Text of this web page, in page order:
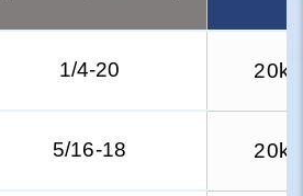
1/4-20
5/16-18